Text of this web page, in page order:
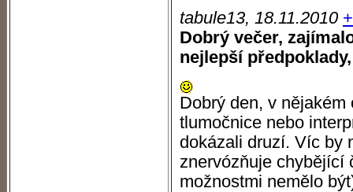
tabule13, 18.11.2010 +
Dobrý večer,
nejlepší
Dobrý den, v
tlumočnice nebo
dokázali druzí. Víc by
znervózňuje chybějící
možnostmi nemělo